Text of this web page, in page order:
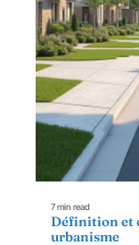
7 min read
Définition et
urbanisme